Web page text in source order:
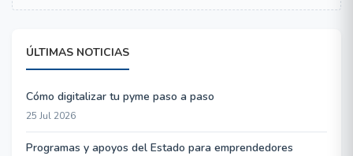
ÚLTIMAS NOTICIAS
Cómo digitalizar tu pyme paso a paso
25 Jul 2026
Programas y apoyos del Estado para emprendedores